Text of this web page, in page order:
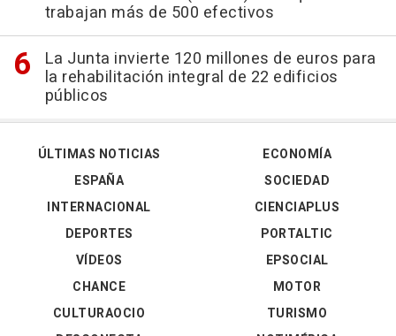
trabajan más de 500 efectivos
La Junta invierte 120 millones de euros para
la rehabilitación integral de 22 edificios
públicos
ÚLTIMAS NOTICIAS
ESPAÑA
INTERNACIONAL
DEPORTES
VÍDEOS
ECONOMÍA
SOCIEDAD
CIENCIAPLUS
PORTALTIC
EPSOCIAL
CHANCE
CULTURAOCIO
MOTOR
TURISMO